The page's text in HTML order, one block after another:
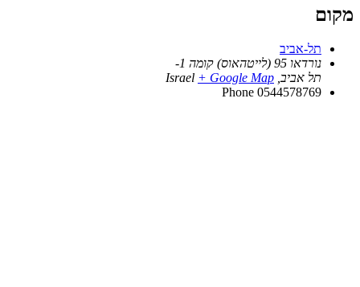
מקום
תל-אביב
נורדאו 95 (לייטהאוס) קומה 1-
תל אביב
Israel + Google Map
Phone 0544578769